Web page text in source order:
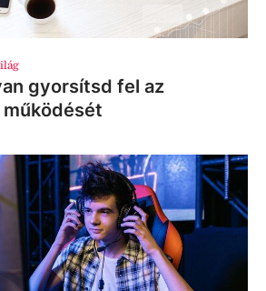
gyorsítsd fel az
működését